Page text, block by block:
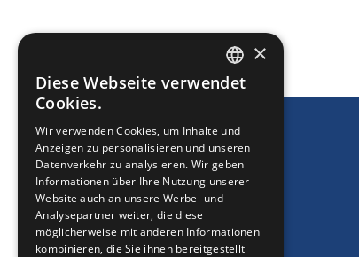
ENGLISH
FRENCH
BULGARIAN
ROMANIAN
×
Diese Webseite verwendet
Cookies.
Wir verwenden Cookies, um Inhalte und
Anzeigen zu personalisieren und unseren
Datenverkehr zu analysieren. Wir geben
Informationen über Ihre Nutzung unserer
Website auch an unsere Werbe- und
Analysepartner weiter, die diese
möglicherweise mit anderen Informationen
kombinieren, die Sie ihnen bereitgestellt